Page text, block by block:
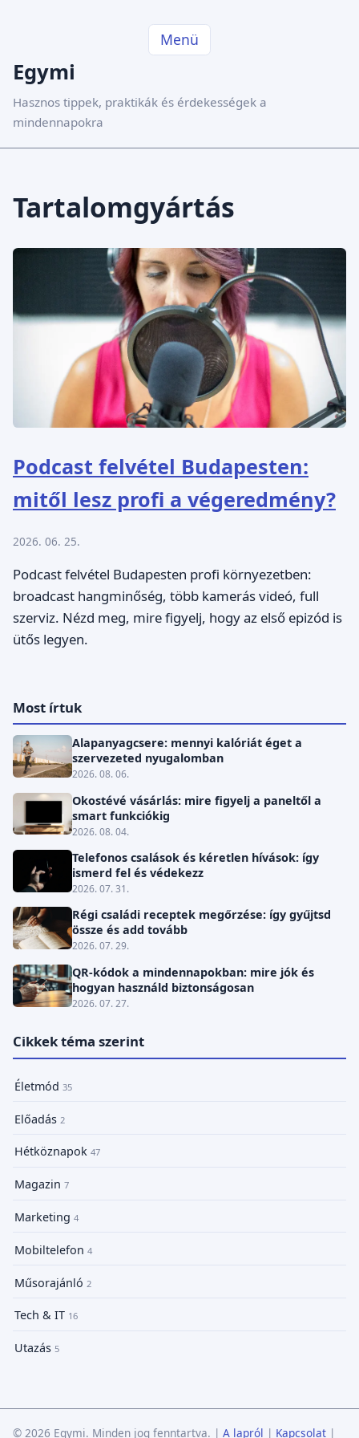
Menü
Egymi
Hasznos tippek, praktikák és érdekességek a
mindennapokra
Tartalomgyártás
Podcast felvétel Budapesten:
mitől lesz profi a végeredmény?
2026. 06. 25.
Podcast felvétel Budapesten profi környezetben:
broadcast hangminőség, több kamerás videó, full
szerviz. Nézd meg, mire figyelj, hogy az első epizód is
ütős legyen.
Most írtuk
Alapanyagcsere: mennyi kalóriát éget a
szervezeted nyugalomban
2026. 08. 06.
Okostévé vásárlás: mire figyelj a paneltől a
smart funkciókig
2026. 08. 04.
Telefonos csalások és kéretlen hívások: így
ismerd fel és védekezz
2026. 07. 31.
Régi családi receptek megőrzése: így gyűjtsd
össze és add tovább
2026. 07. 29.
QR-kódok a mindennapokban: mire jók és
hogyan használd biztonságosan
2026. 07. 27.
Cikkek téma szerint
Életmód 35
Előadás 2
Hétköznapok 47
Magazin 7
Marketing 4
Mobiltelefon 4
Műsorajánló 2
Tech & IT 16
Utazás 5
© 2026 Egymi. Minden jog fenntartva. | A lapról | Kapcsolat |